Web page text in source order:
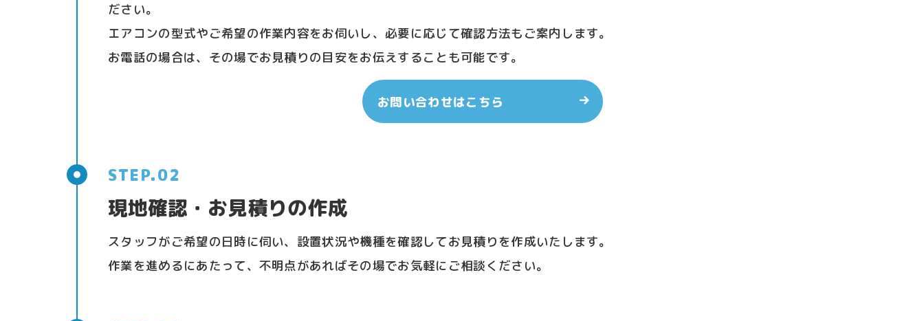
ださい。
エアコンの型式やご希望の作業内容をお伺いし、必要に応じて確認方法もご案内します。
お電話の場合は、その場でお見積りの目安をお伝えすることも可能です。
お問い合わせはこちら
現地確認・お見積りの作成
スタッフがご希望の日時に伺い、設置状況や機種を確認してお見積りを作成いたします。
作業を進めるにあたって、不明点があればその場でお気軽にご相談ください。